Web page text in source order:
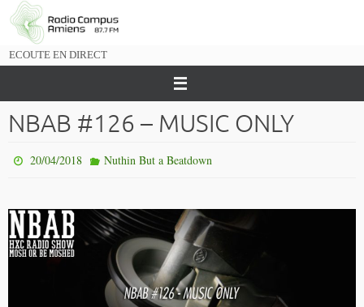
Passer
vers
ECOUTE EN DIRECT
NBAB #126 – MUSIC ONLY
20/04/2018 Nuthin But a Beatdown